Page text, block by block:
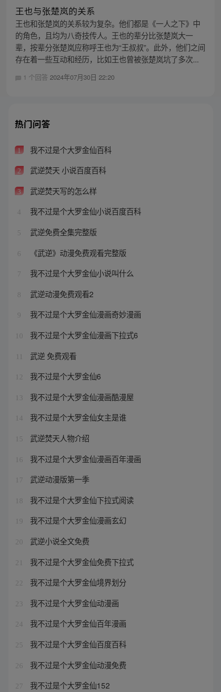
王也与张楚岚的关系
王也和张楚岚的关系较为复杂。他们都是《一人之下》中
的角色，且均为八奇技传人。王也的辈分比张楚岚大一
辈，按辈分张楚岚应称呼王也为“王叔叔”。此外，他们之间
存在着一些互动和经历，比如王也曾被张楚岚坑了多次...
1 个回答 2024年07月30日 22:20
热门问答
1 我不过是个大罗金仙百科
2 武逆焚天 小说百度百科
3 武逆焚天写的怎么样
4 我不过是个大罗金仙小说百度百科
5 武逆免费全集完整版
6 《武逆》动漫免费观看完整版
7 我不过是个大罗金仙小说叫什么
8 武逆动漫免费观看2
9 我不过是个大罗金仙漫画奇妙漫画
10 我不过是个大罗金仙漫画下拉式6
武逆 免费观看
12 我不过是个大罗金仙6
13 我不过是个大罗金仙漫画酷漫屋
14 我不过是个大罗金仙女主是谁
15 武逆焚天人物介绍
16 我不过是个大罗金仙漫画百年漫画
17 武逆动漫版第一季
18 我不过是个大罗金仙下拉式阅读
19 我不过是个大罗金仙漫画玄幻
20 武逆小说全文免费
21 我不过是个大罗金仙免费下拉式
22 我不过是个大罗金仙境界划分
23 我不过是个大罗金仙动漫画
24 我不过是个大罗金仙百年漫画
25 我不过是个大罗金仙百度百科
26 我不过是个大罗金仙动漫免费
27 我不过是个大罗金仙152